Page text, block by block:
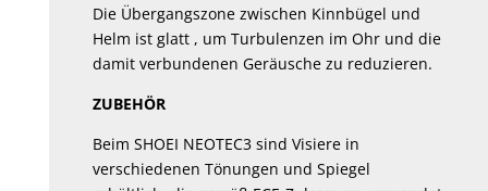
Die Übergangszone zwischen Kinnbügel und
Helm ist glatt , um Turbulenzen im Ohr und die
damit verbundenen Geräusche zu reduzieren.
ZUBEHÖR
Beim SHOEI NEOTEC3 sind Visiere in
verschiedenen Tönungen und Spiegel